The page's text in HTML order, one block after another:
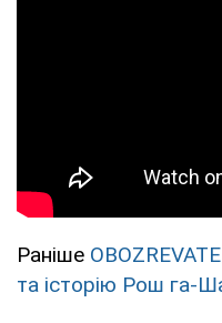
Раніше
та історію Рош га-